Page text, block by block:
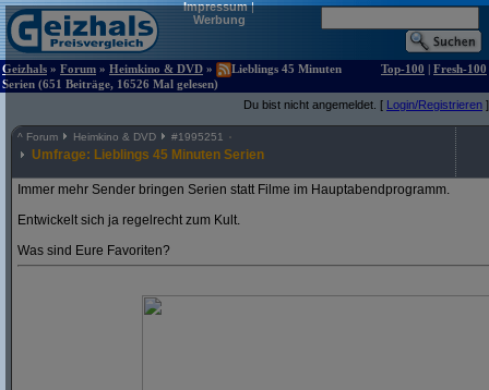
Impressum|
Werbung
Geizhals » Forum » Heimkino & DVD »
Lieblings 45 Minuten
Serien (651 Beiträge, 16526 Mal gelesen)
Top-100 | Fresh-100
Du bist nicht angemeldet. [ Login/Registrieren ]
^ Forum Heimkino & DVD #1995251
Umfrage: Lieblings 45 Minuten Serien
Immer mehr Sender bringen Serien statt Filme im Hauptabendprogramm.
Entwickelt sich ja regelrecht zum Kult.
Was sind Eure Favoriten?